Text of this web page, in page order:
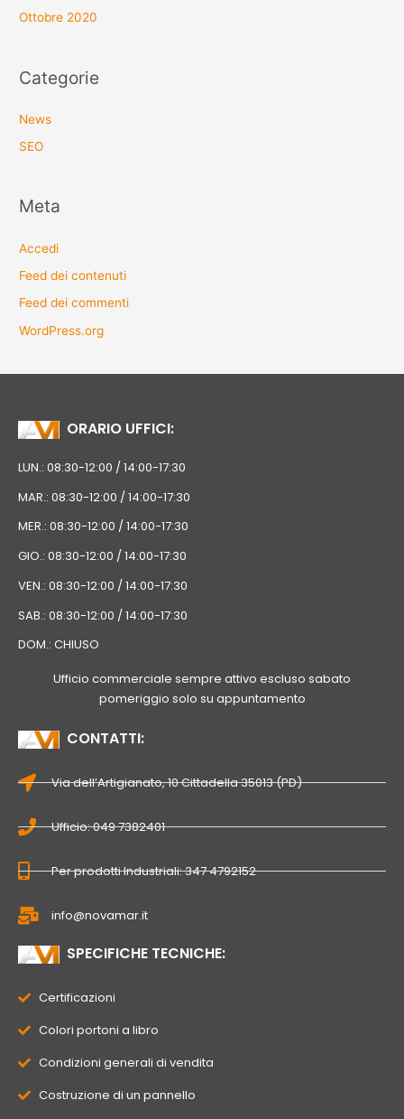
Ottobre 2020
Categorie
News
SEO
Meta
Accedi
Feed dei contenuti
Feed dei commenti
WordPress.org
ORARIO UFFICI:
LUN.: 08:30-12:00 / 14:00-17:30
MAR.: 08:30-12:00 / 14:00-17:30
MER.: 08:30-12:00 / 14:00-17:30
GIO.: 08:30-12:00 / 14:00-17:30
VEN.: 08:30-12:00 / 14:00-17:30
SAB.: 08:30-12:00 / 14:00-17:30
DOM.: CHIUSO
Ufficio commerciale sempre attivo escluso sabato
pomeriggio solo su appuntamento
CONTATTI:
Via dell’Artigianato, 10 Cittadella 35013 (PD)
Ufficio: 049 7382401
Per prodotti Industriali: 347 4792152
info@novamar.it
SPECIFICHE TECNICHE:
Certificazioni
Colori portoni a libro
Condizioni generali di vendita
Costruzione di un pannello